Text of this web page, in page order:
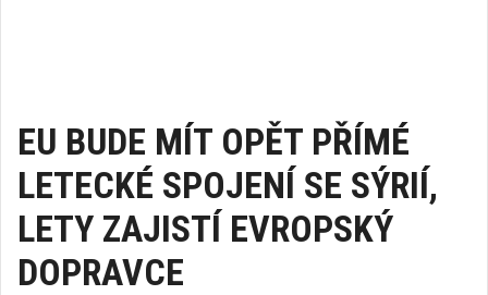
EU BUDE MÍT OPĚT PŘÍMÉ
LETECKÉ SPOJENÍ SE SÝRIÍ,
LETY ZAJISTÍ EVROPSKÝ
DOPRAVCE